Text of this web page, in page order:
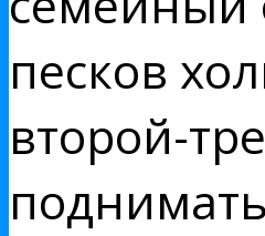
песков
второй-